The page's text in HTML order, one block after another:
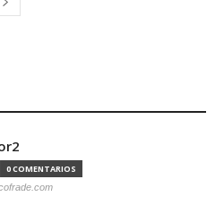
0 COMENTARIOS